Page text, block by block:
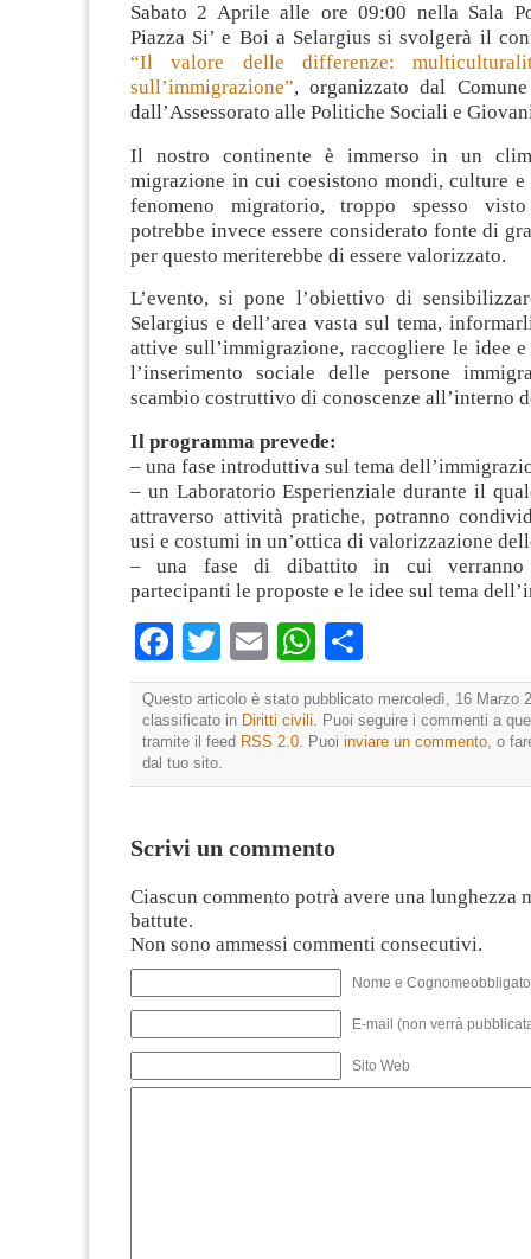
Sabato 2 Aprile alle ore 09:00 nella Sala
Piazza Si’ e Boi a Selargius si svolgerà il
“Il valore delle differenze:
sull’immigrazione”, organizzato dal
dall’Assessorato alle Politiche Sociali e
Il nostro continente è immerso in un
migrazione in cui coesistono mondi, culture
fenomeno migratorio, troppo spesso
potrebbe invece essere considerato fonte di
per questo meriterebbe di essere valorizzato.
L’evento, si pone l’obiettivo di
Selargius e dell’area vasta sul tema,
attive sull’immigrazione, raccogliere le idee
l’inserimento sociale delle persone
scambio costruttivo di conoscenze all’interno
Il programma prevede:
– una fase introduttiva sul tema
– un Laboratorio Esperienziale durante il
attraverso attività pratiche, potranno
usi e costumi in un’ottica di valorizzazione
– una fase di dibattito in cui verranno
partecipanti le proposte e le idee sul tema
Facebook
Twitter
EmailWhatsApp
Questo articolo è stato pubblicato mercoledì, 16 Marzo
classificato in Diritti civili . Puoi seguire i commenti a
tramite il feed RSS 2.0 . Puoi inviare un commento , o
dal tuo sito.
Scrivi un commento
Ciascun commento potrà avere una lunghezza
battute.
Non sono ammessi commenti consecutivi.
Nome e
E-mail (non verrà
Sito Web